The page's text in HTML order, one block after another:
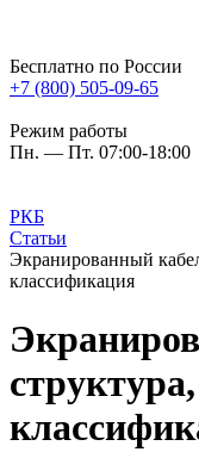
Бесплатно по России
+7 (800) 505-09-65
Режим работы
Пн. — Пт. 07:00-18:00
РКБ
Статьи
Экранированный
классификация